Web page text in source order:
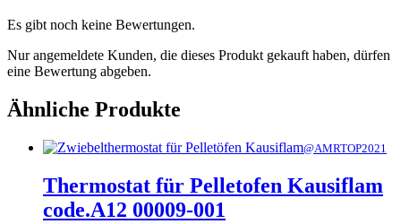
Es gibt noch keine Bewertungen.
Nur angemeldete Kunden, die dieses Produkt gekauft haben, dürfen
eine Bewertung abgeben.
Ähnliche Produkte
@AMRTOP2021
Thermostat für Pelletofen Kausiflam
code.A12 00009-001